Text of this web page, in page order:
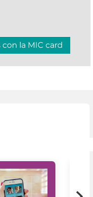
con la MIC card